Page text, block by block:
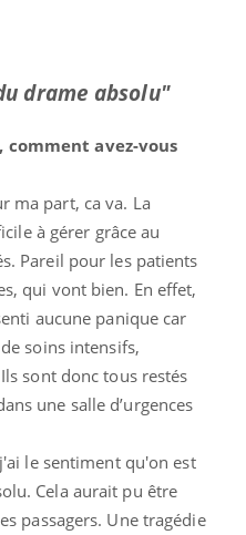
drame absolu"
comment avez-vous
ma part, ca va. La
à gérer grâce au
Pareil pour les patients
qui vont bien. En effet,
aucune panique car
soins intensifs,
sont donc tous restés
une salle d’urgences
le sentiment qu'on est
Cela aurait pu être
passagers. Une tragédie